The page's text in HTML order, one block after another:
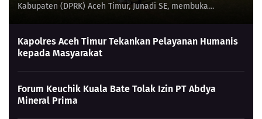
Kabupaten (DPRK) Aceh Timur, Junadi SE, membuka
Kapolres Aceh Timur Tekankan Pelayanan Humanis
kepada Masyarakat
Forum Keuchik Kuala Bate Tolak Izin PT Abdya
Mineral Prima